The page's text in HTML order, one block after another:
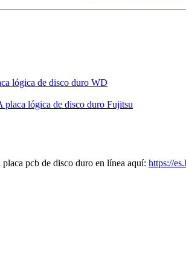
lógica de disco duro WD
lógica de disco duro Fujitsu
pcb de disco duro en línea aquí: https://